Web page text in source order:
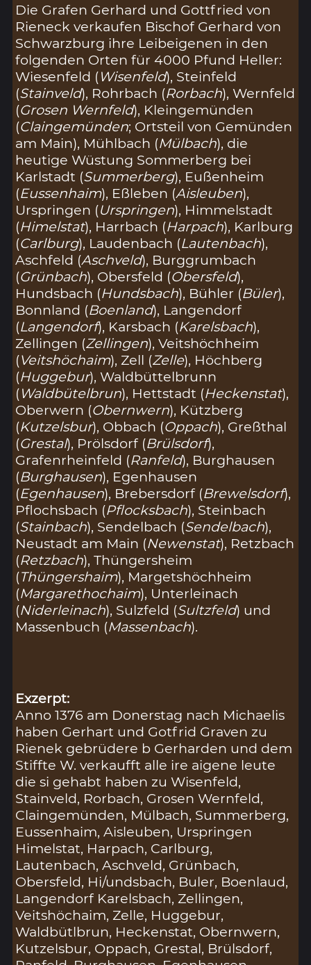
Die Grafen Gerhard und Gottfried von
Rieneck verkaufen Bischof Gerhard von
Schwarzburg ihre Leibeigenen in den
folgenden Orten für 4000 Pfund Heller:
Wiesenfeld (Wisenfeld), Steinfeld
(Stainveld), Rohrbach (Rorbach), Wernfeld
(Grosen Wernfeld), Kleingemünden
(Claingemünden; Ortsteil von Gemünden
am Main), Mühlbach (Mülbach), die
heutige Wüstung Sommerberg bei
Karlstadt (Summerberg), Eußenheim
(Eussenhaim), Eßleben (Aisleuben),
Urspringen (Urspringen), Himmelstadt
(Himelstat), Harrbach (Harpach), Karlburg
(Carlburg), Laudenbach (Lautenbach),
Aschfeld (Aschveld), Burggrumbach
(Grünbach), Obersfeld (Obersfeld),
Hundsbach (Hundsbach), Bühler (Büler),
Bonnland (Boenland), Langendorf
(Langendorf), Karsbach (Karelsbach),
Zellingen (Zellingen), Veitshöchheim
(Veitshöchaim), Zell (Zelle), Höchberg
(Huggebur), Waldbüttelbrunn
(Waldbütelbrun), Hettstadt (Heckenstat),
Oberwern (Obernwern), Kützberg
(Kutzelsbur), Obbach (Oppach), Greßthal
(Grestal), Prölsdorf (Brülsdorf),
Grafenrheinfeld (Ranfeld), Burghausen
(Burghausen), Egenhausen
(Egenhausen), Brebersdorf (Brewelsdorf),
Pflochsbach (Pflocksbach), Steinbach
(Stainbach), Sendelbach (Sendelbach),
Neustadt am Main (Newenstat), Retzbach
(Retzbach), Thüngersheim
(Thüngershaim), Margetshöchheim
(Margarethochaim), Unterleinach
(Niderleinach), Sulzfeld (Sultzfeld) und
Massenbuch (Massenbach).
Exzerpt:
Anno 1376 am Donerstag nach Michaelis
haben Gerhart und Gotfrid Graven zu
Rienek gebrüdere b Gerharden und dem
Stiffte W. verkaufft alle ire aigene leute
die si gehabt haben zu Wisenfeld,
Stainveld, Rorbach, Grosen Wernfeld,
Claingemünden, Mülbach, Summerberg,
Eussenhaim, Aisleuben, Urspringen
Himelstat, Harpach, Carlburg,
Lautenbach, Aschveld, Grünbach,
Obersfeld, Hi/undsbach, Buler, Boenlaud,
Langendorf Karelsbach, Zellingen,
Veitshöchaim, Zelle, Huggebur,
Waldbütlbrun, Heckenstat, Obernwern,
Kutzelsbur, Oppach, Grestal, Brülsdorf,